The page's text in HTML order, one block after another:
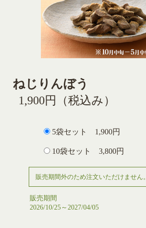
ねじりんぼう
1,900円 （税込み）
5袋セット 1,900円
10袋セット 3,800円
販売期間外のため注文いただけません。
販売期間
2026/10/25～2027/04/05